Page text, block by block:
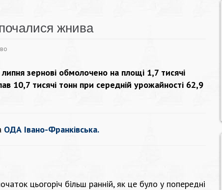
жнива
зернові обмолочено на площі 1,7 тисячі
10,7 тисячі тонн при середній урожайності 62,9
ОДА Івано-Франківська.
цьогоріч більш ранній, як це було у попередні